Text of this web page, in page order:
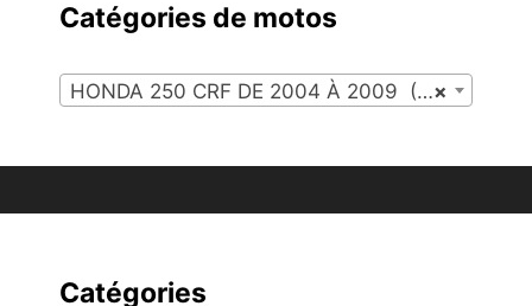
Catégories de motos
×
HONDA 250 CRF DE 2004 À 2009 (116)
Catégories